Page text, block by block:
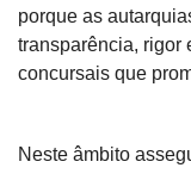
porque as
transparência, rigor
concursais que
Neste âmbito